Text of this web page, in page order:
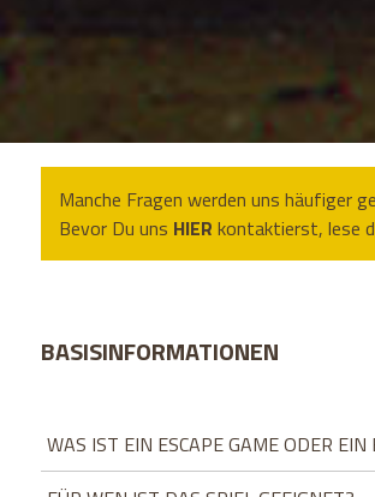
Manche Fragen werden uns häufiger
Bevor Du uns HIER kontaktierst, lese
BASISINFORMATIONEN
WAS IST EIN ESCAPE GAME ODER EIN